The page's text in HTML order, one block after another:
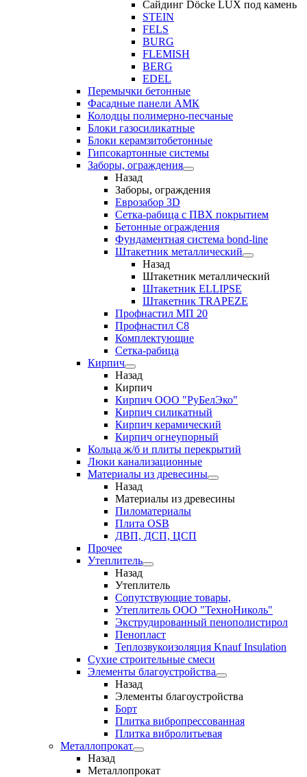
Сайдинг Döcke LUX под камень
STEIN
FELS
BURG
FLEMISH
BERG
EDEL
Перемычки бетонные
Фасадные панели АМК
Колодцы полимерно-песчаные
Блоки газосиликатные
Блоки керамзитобетонные
Гипсокартонные системы
Заборы, ограждения
Назад
Заборы, ограждения
Еврозабор 3D
Сетка-рабица с ПВХ покрытием
Бетонные ограждения
Фундаментная система bond-line
Штакетник металлический
Назад
Штакетник металлический
Штакетник ELLIPSE
Штакетник TRAPEZE
Профнастил МП 20
Профнастил С8
Комплектующие
Сетка-рабица
Кирпич
Назад
Кирпич
Кирпич ООО "РуБелЭко"
Кирпич силикатный
Кирпич керамический
Кирпич огнеупорный
Кольца ж/б и плиты перекрытий
Люки канализационные
Материалы из древесины
Назад
Материалы из древесины
Пиломатериалы
Плита OSB
ДВП, ДСП, ЦСП
Прочее
Утеплитель
Назад
Утеплитель
Сопутствующие товары,
Утеплитель ООО "ТехноНиколь"
Экструдированный пенополистирол
Пенопласт
Теплозвукоизоляция Knauf Insulation
Сухие строительные смеси
Элементы благоустройства
Назад
Элементы благоустройства
Борт
Плитка вибропрессованная
Плитка вибролитьевая
Металлопрокат
Назад
Металлопрокат